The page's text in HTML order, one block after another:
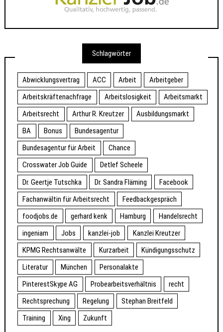
Schlagwörter
Abwicklungsvertrag ACC Arbeit
Arbeitgeber
Arbeitskräftenachfrage
Arbeitslosigkeit
Arbeitsmarkt
Arbeitsrecht
Arthur R. Kreutzer
Ausbildungsmarkt
BA
Bonus
Bundesagentur
Bundesagentur für Arbeit
Chance
Crosswater Job Guide
Detlef Scheele
Dr. Geertje Tutschka
Dr. Sandra Fläming
Facebook
Fachanwältin für Arbeitsrecht
Feedbackgespräch
foodjobs.de
gerhard kenk Hamburg
Handelsrecht
ingeniam
Jobs kanzlei-job
Kanzlei Kreutzer
KPMG Rechtsanwälte
Kurzarbeit
Kündigungsschutz
Literatur
München
Personalakte
PinterestSkype AG
Probearbeitsverhältnis
recht
Rechtsprechung
Regelung
Stephan Breitfeld
Training
Xing Zukunft